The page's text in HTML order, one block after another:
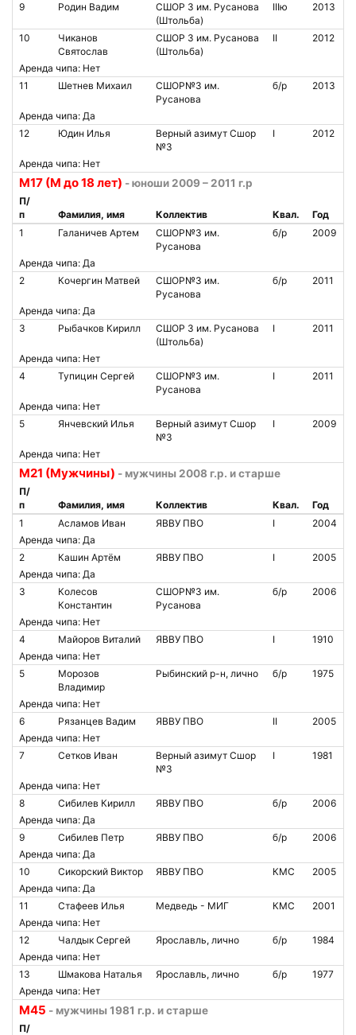
9
Родин Вадим
СШОР 3 им. Русанова
(Штольба)
IIIю 2013
10
Чиканов
Святослав
СШОР 3 им. Русанова
(Штольба)
II 2012
Аренда чипа: Нет
11
Шетнев Михаил
СШОР№3 им.
Русанова
б/р 2013
Аренда чипа: Да
12
Юдин Илья
Верный азимут Сшор
№3
I 2012
Аренда чипа: Нет
М17 (М до 18 лет) - юноши 2009 – 2011 г.р
П/
п
Фамилия, имя Коллектив Квал.
Год
1
Галаничев Артем
СШОР№3 им.
Русанова
б/р 2009
Аренда чипа: Да
2
Кочергин Матвей
СШОР№3 им.
Русанова
б/р 2011
Аренда чипа: Да
3
Рыбачков Кирилл
СШОР 3 им. Русанова
(Штольба)
I 2011
Аренда чипа: Нет
4
Тупицин Сергей
СШОР№3 им.
Русанова
I 2011
Аренда чипа: Нет
5
Янчевский Илья
Верный азимут Сшор
№3
I 2009
Аренда чипа: Нет
М21 (Мужчины) - мужчины 2008 г.р. и старше
П/
п
Фамилия, имя Коллектив Квал.
Год
1
Асламов Иван ЯВВУ ПВО I
2004
Аренда чипа: Да
2
Кашин Артём ЯВВУ ПВО I
2005
Аренда чипа: Да
3
Колесов
Константин
СШОР№3 им.
Русанова
б/р 2006
Аренда чипа: Нет
4
Майоров Виталий ЯВВУ ПВО I
1910
Аренда чипа: Нет
5
Морозов
Владимир
Рыбинский р-н, лично б/р 1975
Аренда чипа: Нет
6
Рязанцев Вадим ЯВВУ ПВО II
2005
Аренда чипа: Нет
7
Сетков Иван
Верный азимут Сшор
№3
I 1981
Аренда чипа: Нет
8
Сибилев Кирилл ЯВВУ ПВО б/р
2006
Аренда чипа: Да
9
Сибилев Петр ЯВВУ ПВО б/р
2006
Аренда чипа: Да
10
Сикорский Виктор ЯВВУ ПВО КМС
2005
Аренда чипа: Да
11
Стафеев Илья Медведь - МИГ КМС
2001
Аренда чипа: Нет
12
Чалдык Сергей Ярославль, лично б/р
1984
Аренда чипа: Нет
13
Шмакова Наталья Ярославль, лично б/р
1977
Аренда чипа: Нет
М45 - мужчины 1981 г.р. и старше
П/